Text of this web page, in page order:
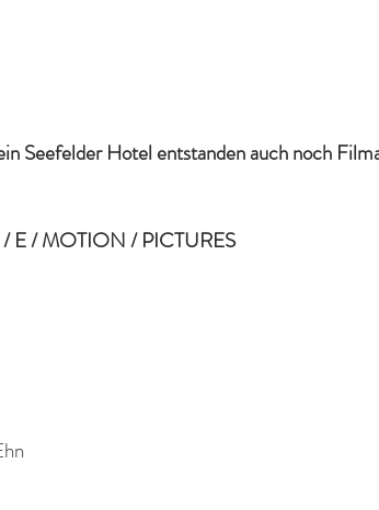
Seefelder Hotel entstanden auch noch
E / MOTION / PICTURES